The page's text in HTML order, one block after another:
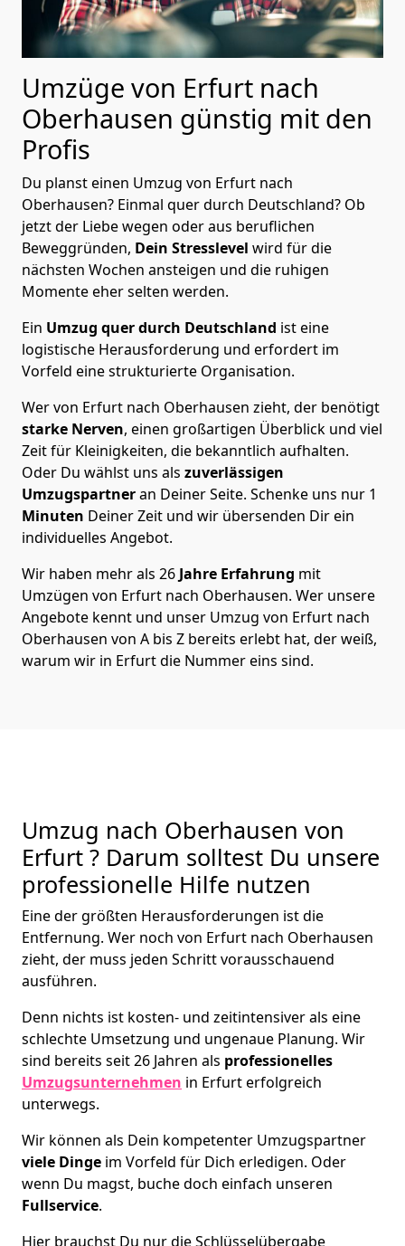
Umzüge von Erfurt nach
Oberhausen günstig mit den
Profis
Du planst einen Umzug von Erfurt nach
Oberhausen? Einmal quer durch Deutschland? Ob
jetzt der Liebe wegen oder aus beruflichen
Beweggründen, Dein Stresslevel wird für die
nächsten Wochen ansteigen und die ruhigen
Momente eher selten werden.
Ein Umzug quer durch Deutschland ist eine
logistische Herausforderung und erfordert im
Vorfeld eine strukturierte Organisation.
Wer von Erfurt nach Oberhausen zieht, der benötigt
starke Nerven, einen großartigen Überblick und viel
Zeit für Kleinigkeiten, die bekanntlich aufhalten.
Oder Du wählst uns als zuverlässigen
Umzugspartneran Deiner Seite. Schenke uns nur 1
Minuten Deiner Zeit und wir übersenden Dir ein
individuelles Angebot.
Wir haben mehr als 26 Jahre Erfahrung mit
Umzügen von Erfurt nach Oberhausen. Wer unsere
Angebote kennt und unser Umzug von Erfurt nach
Oberhausen von A bis Z bereits erlebt hat, der weiß,
warum wir in Erfurt die Nummer eins sind.
Umzug nach Oberhausen von
Erfurt ? Darum solltest Du unsere
professionelle Hilfe nutzen
Eine der größten Herausforderungen ist die
Entfernung. Wer noch von Erfurt nach Oberhausen
zieht, der muss jeden Schritt vorausschauend
ausführen.
Denn nichts ist kosten- und zeitintensiver als eine
schlechte Umsetzung und ungenaue Planung. Wir
sind bereits seit 26 Jahren als professionelles
Umzugsunternehmen in Erfurt erfolgreich
unterwegs.
Wir können als Dein kompetenter Umzugspartner
viele Dinge im Vorfeld für Dich erledigen. Oder
wenn Du magst, buche doch einfach unseren
Fullservice.
Hier brauchst Du nur die Schlüsselübergabe